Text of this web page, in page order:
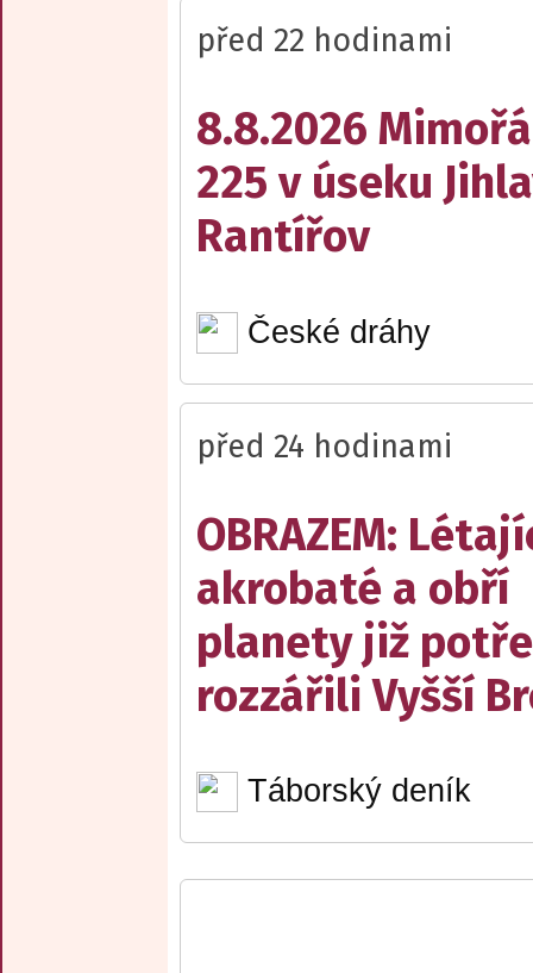
před 22 hodinami
8.8.2026
225 v úseku
Rantířov
České dráhy
před 24 hodinami
OBRAZEM:
akrobaté a obří
planety již
rozzářili Vyšší
Táborský deník